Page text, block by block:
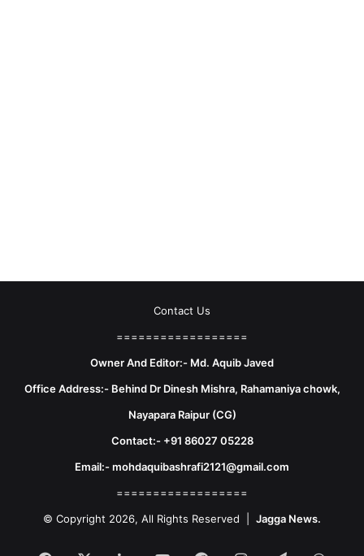
Contact Us
==================
Owner And Editor:- Md. Aquib Javed
Office Address:- Behind Dr Dinesh Mishra, Rahamaniya chowk,
Nayapara Raipur (CG)
Contact:- +91 86027 05228
Email:- mohdaquibashrafi2121@gmail.com
==================
© Copyright 2026, All Rights Reserved | Jagga News.